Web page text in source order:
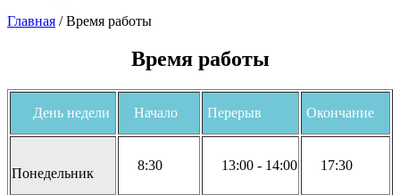
Главная /Время работы
Время работы
День недели Начало Перерыв Окончание
Понедельник
8:30 13:00 - 14:00 17:30